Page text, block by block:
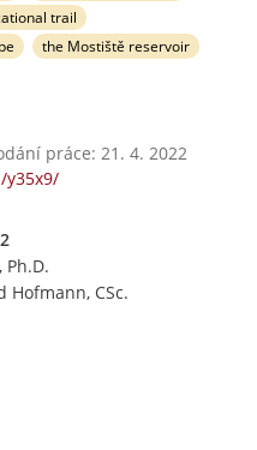
trail
the Mostiště reservoir
práce: 21. 4. 2022
Ph.D.
Hofmann, CSc.